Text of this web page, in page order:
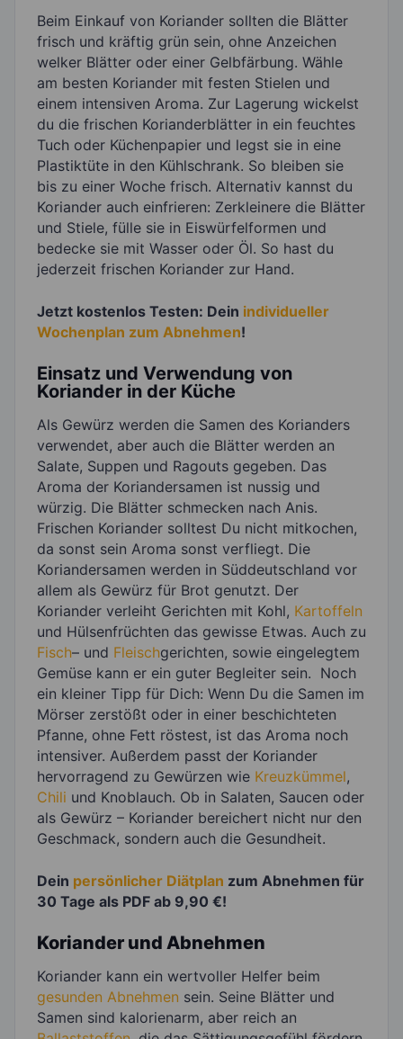
Beim Einkauf von Koriander sollten die Blätter
frisch und kräftig grün sein, ohne Anzeichen
welker Blätter oder einer Gelbfärbung. Wähle
am besten Koriander mit festen Stielen und
einem intensiven Aroma. Zur Lagerung wickelst
du die frischen Korianderblätter in ein feuchtes
Tuch oder Küchenpapier und legst sie in eine
Plastiktüte in den Kühlschrank. So bleiben sie
bis zu einer Woche frisch. Alternativ kannst du
Koriander auch einfrieren: Zerkleinere die Blätter
und Stiele, fülle sie in Eiswürfelformen und
bedecke sie mit Wasser oder Öl. So hast du
jederzeit frischen Koriander zur Hand.
Jetzt kostenlos Testen: Dein individueller
Wochenplan zum Abnehmen!
Einsatz und Verwendung von
Koriander in der Küche
Als Gewürz werden die Samen des Korianders
verwendet, aber auch die Blätter werden an
Salate, Suppen und Ragouts gegeben. Das
Aroma der Koriandersamen ist nussig und
würzig. Die Blätter schmecken nach Anis.
Frischen Koriander solltest Du nicht mitkochen,
da sonst sein Aroma sonst verfliegt. Die
Koriandersamen werden in Süddeutschland vor
allem als Gewürz für Brot genutzt. Der
Koriander verleiht Gerichten mit Kohl, Kartoffeln
und Hülsenfrüchten das gewisse Etwas. Auch zu
Fisch– und Fleischgerichten, sowie eingelegtem
Gemüse kann er ein guter Begleiter sein. Noch
ein kleiner Tipp für Dich: Wenn Du die Samen im
Mörser zerstößt oder in einer beschichteten
Pfanne, ohne Fett röstest, ist das Aroma noch
intensiver. Außerdem passt der Koriander
hervorragend zu Gewürzen wie Kreuzkümmel,
Chili und Knoblauch. Ob in Salaten, Saucen oder
als Gewürz – Koriander bereichert nicht nur den
Geschmack, sondern auch die Gesundheit.
Dein persönlicher Diätplan zum Abnehmen für
30 Tage als PDF ab 9,90 €!
Koriander und Abnehmen
Koriander kann ein wertvoller Helfer beim
gesunden Abnehmen sein. Seine Blätter und
Samen sind kalorienarm, aber reich an